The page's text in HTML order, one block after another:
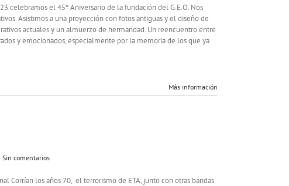
aniversario
de
la
fundación
del
celebramos el 45º Aniversario de la fundación del G.E.O. Nos
Asistimos a una proyección con fotos antiguas y el diseño de
actuales y un almuerzo de hermandad. Un reencuentro entre
y emocionados, especialmente por la memoria de los que ya
Más información
Sin comentarios
Corrían los años 70, el terrorismo de ETA, junto con otras bandas